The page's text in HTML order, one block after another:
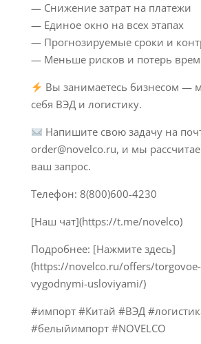
— Снижение затрат на платежи
— Единое окно на всех этапах
— Прогнозируемые сроки и
— Меньше рисков и потерь
Вы занимаетесь бизнесом —
себя ВЭД и логистику.
Напишите свою задачу на
order@novelco.ru, и мы
ваш запрос.
Телефон: 8(800)600-4230
[Наш чат](https://t.me/novelco)
Подробнее: [Нажмите здесь]
(https://novelco.ru/offers/
vygodnymi-usloviyami/)
#импорт #Китай #ВЭД
#белыйимпорт #NOVELCO